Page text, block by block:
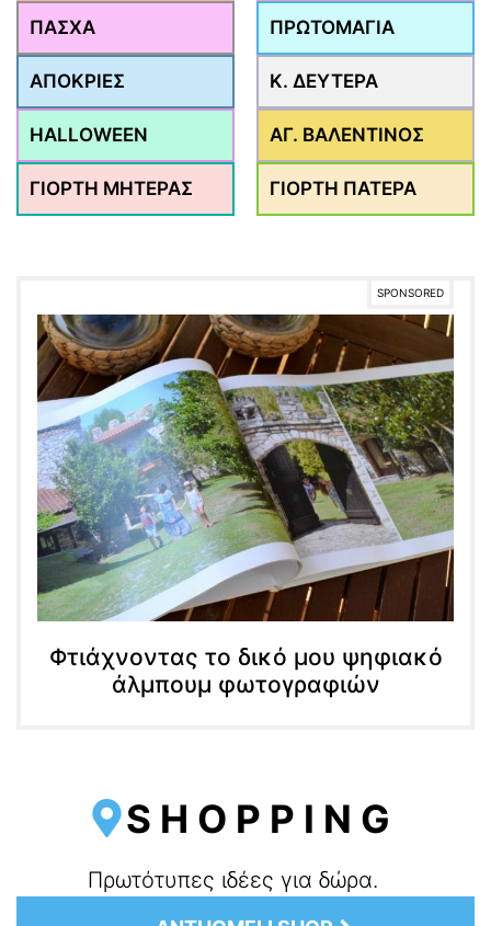
ΠΑΣΧΑ ΠΡΩΤΟΜΑΓΙΑ
ΑΠΟΚΡΙΕΣ Κ. ΔΕΥΤΕΡΑ
HALLOWEEN ΑΓ. ΒΑΛΕΝΤΙΝΟΣ
ΓΙΟΡΤΗ ΜΗΤΕΡΑΣ ΓΙΟΡΤΗ ΠΑΤΕΡΑ
SPONSORED
Φτιάχνοντας το δικό μου ψηφιακό
άλμπουμ φωτογραφιών
SHOPPING
Πρωτότυπες ιδέες για δώρα.